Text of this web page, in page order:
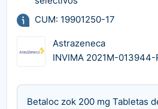
CUM: 19901250-17
Astrazeneca
INVIMA 2021M-013944-
Betaloc zok 200 mg Tabletas